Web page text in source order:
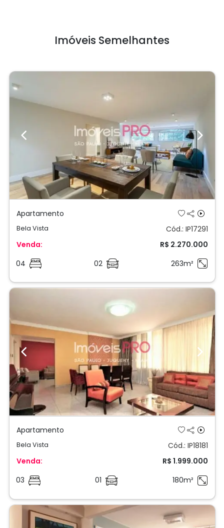
Imóveis Semelhantes
Previous Next
Apartamento
Bela Vista
Cód.: IP17291
Venda:
R$ 2.270.000
04
02 263m²
Previous Next
Apartamento
Bela Vista
Cód.: IP18181
Venda:
R$ 1.999.000
03
01 180m²